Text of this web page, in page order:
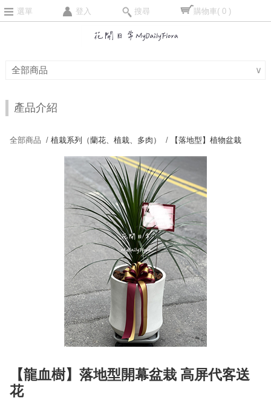
選單 登入 搜尋 購物車( 0 )
全部商品 ∨
產品介紹
全部商品 /植栽系列（蘭花、植栽、多肉） / 【落地型】植物盆栽
【龍血樹】落地型開幕盆栽 高屏代客送
花